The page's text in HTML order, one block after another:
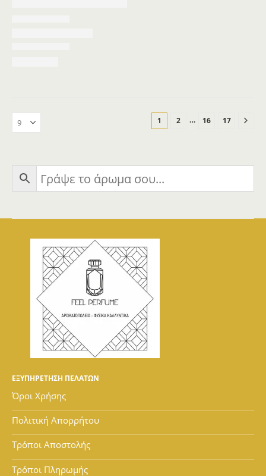
1 2 … 16 17
ΕΞΥΠΗΡΕΤΗΣΗ ΠΕΛΑΤΩΝ
Όροι Χρήσης
Πολιτική Απορρήτου
Τρόποι Αποστολής
Τρόποι Πληρωμής